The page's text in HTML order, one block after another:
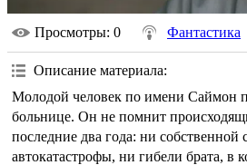
Просмотры: 0 Фантастика
Описание материала:
Молодой человек по имени Саймон
больнице. Он не помнит
последние два года: ни собственной
автокатастрофы, ни гибели брата, в